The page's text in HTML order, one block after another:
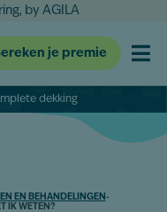
by AGILA
je premie
dekking
EN BEHANDELINGEN -
IK WETEN?